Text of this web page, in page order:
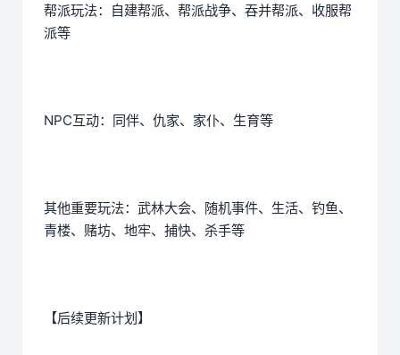
帮派玩法：自建帮派、帮派战争、吞并帮派、收服帮
派等
NPC互动：同伴、仇家、家仆、生育等
其他重要玩法：武林大会、随机事件、生活、钓鱼、
青楼、赌坊、地牢、捕快、杀手等
【后续更新计划】